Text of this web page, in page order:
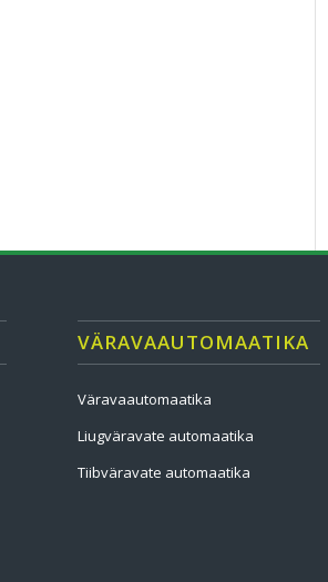
VÄRAVAAUTOMAATIKA
Väravaautomaatika
Liugväravate automaatika
Tiibväravate automaatika